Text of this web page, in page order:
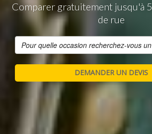
Comparer gratuitement jusqu'à
de rue